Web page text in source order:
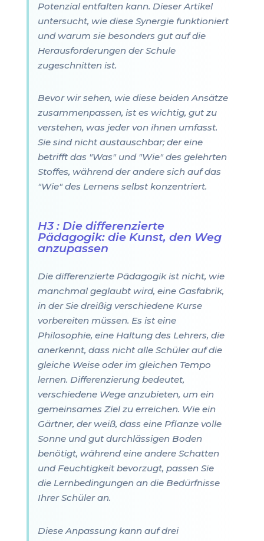
Potenzial entfalten kann. Dieser Artikel
untersucht, wie diese Synergie funktioniert
und warum sie besonders gut auf die
Herausforderungen der Schule
zugeschnitten ist.
Bevor wir sehen, wie diese beiden Ansätze
zusammenpassen, ist es wichtig, gut zu
verstehen, was jeder von ihnen umfasst.
Sie sind nicht austauschbar; der eine
betrifft das "Was" und "Wie" des gelehrten
Stoffes, während der andere sich auf das
"Wie" des Lernens selbst konzentriert.
H3 : Die differenzierte
Pädagogik: die Kunst, den Weg
anzupassen
Die differenzierte Pädagogik ist nicht, wie
manchmal geglaubt wird, eine Gasfabrik,
in der Sie dreißig verschiedene Kurse
vorbereiten müssen. Es ist eine
Philosophie, eine Haltung des Lehrers, die
anerkennt, dass nicht alle Schüler auf die
gleiche Weise oder im gleichen Tempo
lernen. Differenzierung bedeutet,
verschiedene Wege anzubieten, um ein
gemeinsames Ziel zu erreichen. Wie ein
Gärtner, der weiß, dass eine Pflanze volle
Sonne und gut durchlässigen Boden
benötigt, während eine andere Schatten
und Feuchtigkeit bevorzugt, passen Sie
die Lernbedingungen an die Bedürfnisse
Ihrer Schüler an.
Diese Anpassung kann auf drei